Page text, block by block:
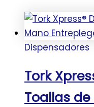
Dispensadores
Tork
Toallas